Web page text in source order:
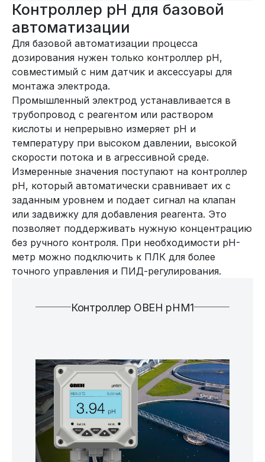
Контроллер рН для базовой
автоматизации
Для базовой автоматизации процесса
дозирования нужен только контроллер pH,
совместимый с ним датчик и аксессуары для
монтажа электрода.
Промышленный электрод устанавливается в
трубопровод с реагентом или раствором
кислоты и непрерывно измеряет pH и
температуру при высоком давлении, высокой
скорости потока и в агрессивной среде.
Измеренные значения поступают на контроллер
pH, который автоматически сравнивает их с
заданным уровнем и подает сигнал на клапан
или задвижку для добавления реагента. Это
позволяет поддерживать нужную концентрацию
без ручного контроля. При необходимости pH-
метр можно подключить к ПЛК для более
точного управления и ПИД-регулирования.
Контроллер ОВЕН pHМ1